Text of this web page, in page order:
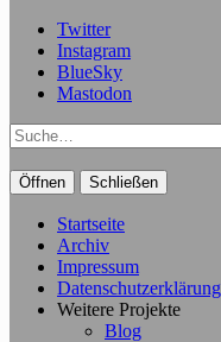
Twitter
Instagram
BlueSky
Mastodon
Suche
Öffnen Schließen
Startseite
Archiv
Impressum
Datenschutzerklärung
Weitere Projekte
Blog